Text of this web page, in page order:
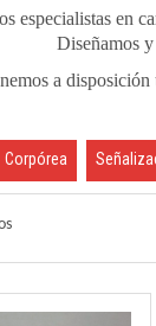
especialistas en
Diseñamos
a disposición
Corpórea